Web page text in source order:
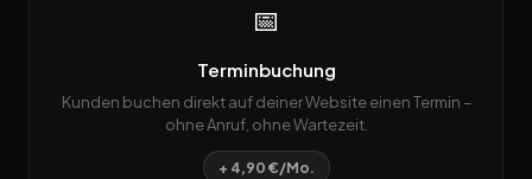
📅
Terminbuchung
Kunden buchen direkt auf deiner Website einen Termin –
ohne Anruf, ohne Wartezeit.
+ 4,90 €/Mo.